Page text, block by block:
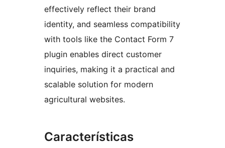
effectively reflect their brand
identity, and seamless compatibility
with tools like the Contact Form 7
plugin enables direct customer
inquiries, making it a practical and
scalable solution for modern
agricultural websites.
Características